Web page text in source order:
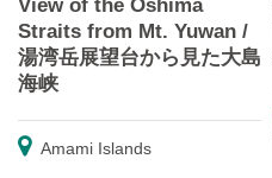
View of the Oshima
Straits from Mt. Yuwan /
湯湾岳展望台から見た大島
海峡
Amami Islands